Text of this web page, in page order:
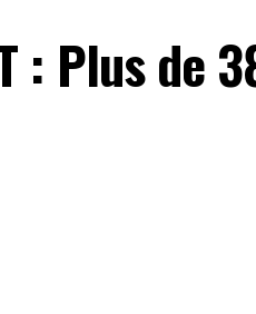
: Plus de